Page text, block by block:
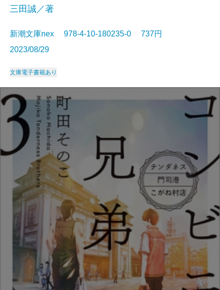
三田誠／著
新潮文庫nex 978-4-10-180235-0 737円
2023/08/29
文庫電子書籍あり